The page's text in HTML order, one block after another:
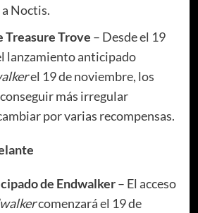
Noctis.
Treasure Trove – Desde el 19
lanzamiento anticipado
el 19 de noviembre, los
más irregular
por varias recompensas.
de Endwalker– El acceso
comenzará el 19 de